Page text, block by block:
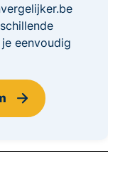
eenvoudig